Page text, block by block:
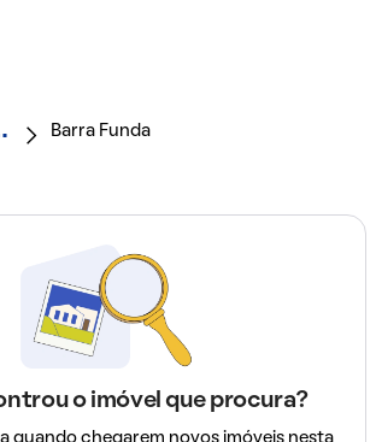
Barra Funda
o imóvel que procura?
quando chegarem novos imóveis nesta